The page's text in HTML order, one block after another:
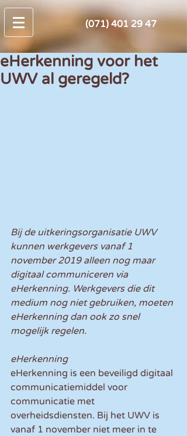
(071) 401 29 47
eHerkenning voor het
UWV al geregeld?
Bij de uitkeringsorganisatie UWV
kunnen werkgevers vanaf 1
november 2019 alleen nog maar
digitaal communiceren via
eHerkenning. Werkgevers die dit
medium nog niet gebruiken, moeten
eHerkenning dan ook zo snel
mogelijk regelen.
eHerkenning
eHerkenning is een beveiligd digitaal
communicatiemiddel voor
communicatie met
overheidsdiensten. Bij het UWV is
vanaf 1 november niet meer in te